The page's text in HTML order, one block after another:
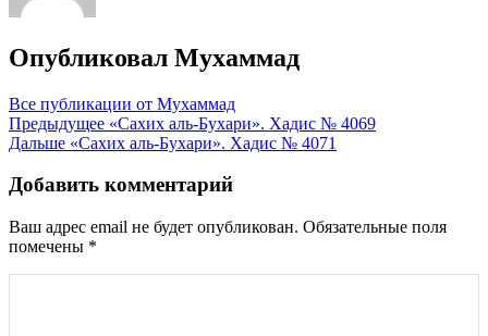
Опубликовал Мухаммад
Все публикации от Мухаммад
Навигация
по
записям
Предыдущее «Сахих аль-Бухари». Хадис № 4069
Дальше «Сахих аль-Бухари». Хадис № 4071
Добавить комментарий
Ваш адрес email не будет опубликован. Обязательные поля
помечены *